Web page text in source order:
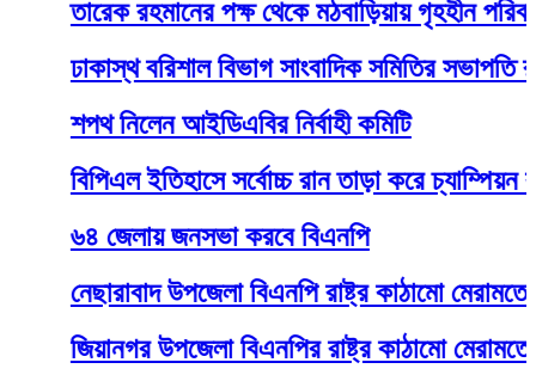
তারেক রহমানের পক্ষ থেকে মঠবাড়িয়ায় গৃহহীন পরিবার
ঢাকাস্থ বরিশাল বিভাগ সাংবাদিক সমিতির সভাপতি রানা
শপথ নিলেন আইডিএবির নির্বাহী কমিটি
বিপিএল ইতিহাসে সর্বোচ্চ রান তাড়া করে চ্যাম্পিয়ন বরিশাল
৬৪ জেলায় জনসভা করবে বিএনপি
নেছারাবাদ উপজেলা বিএনপি রাষ্ট্র কাঠামো মেরামতের
জিয়ানগর উপজেলা বিএনপির রাষ্ট্র কাঠামো মেরামতের